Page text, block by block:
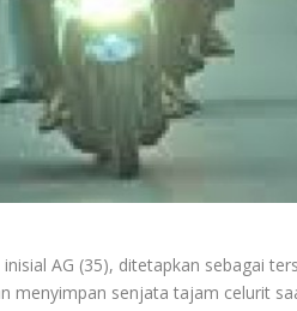
AG (35), ditetapkan sebagai
menyimpan senjata tajam celurit